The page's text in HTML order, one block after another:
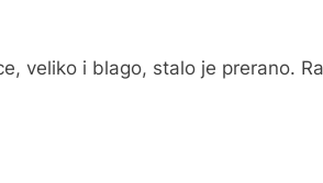
veliko i blago, stalo je prerano.